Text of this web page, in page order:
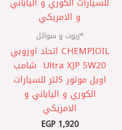
*زيوت و سوائل
CHEMPIOIL اتحاد اوروبي
‎ Ultra XJP 5W20 شامب
اويل موتور 5لتر ‎للسيارات
الكوري و الياباني و
الامريكي
EGP1,920